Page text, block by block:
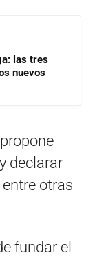
las tres
nuevos
declarar
otras
fundar el